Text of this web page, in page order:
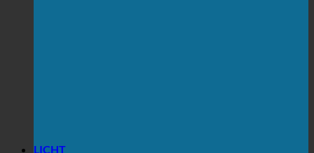
LICHT